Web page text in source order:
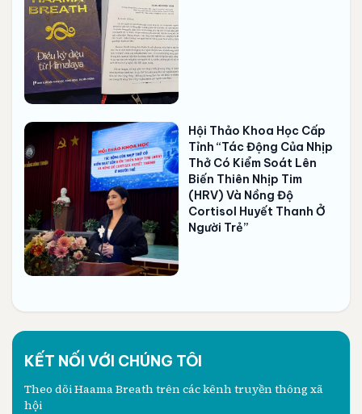
Hội Thảo Khoa Học Cấp
Tỉnh “Tác Động Của Nhịp
Thở Có Kiểm Soát Lên
Biến Thiên Nhịp Tim
(HRV) Và Nồng Độ
Cortisol Huyết Thanh Ở
Người Trẻ”
KẾT NỐI VỚI CHÚNG TÔI
Theo dõi Haama Breath trên các kênh truyền thông xã
hội